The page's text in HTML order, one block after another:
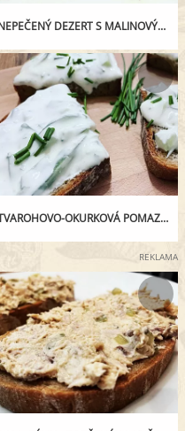
NEPEČENÝ DEZERT S MALINOVÝM ROZVAREM
TVAROHOVO-OKURKOVÁ POMAZÁNKA
REKLAMA